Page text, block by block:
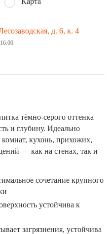
д. 6, к. 4
тёмно-серого оттенка
и глубину. Идеально
кухонь, прихожих,
— как на стенах, так и
сочетание крупного
устойчива к
загрязнения, устойчива